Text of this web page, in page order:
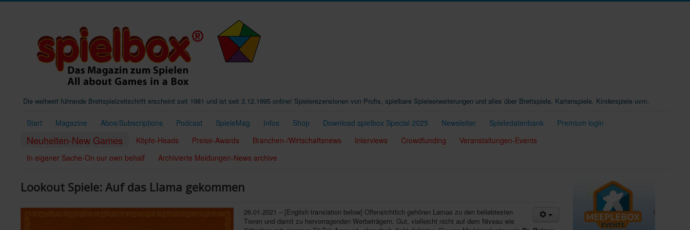
Die weltweit führende Brettspielzeitschrift erscheint seit 1981 und ist seit 3.12.1995 online! Spielerezensionen von Profis, spielbare Spieleerweiterungen und alles über Brettspiele, Kartenspiele, Kinderspiele uvm.
Start Magazine Abos/Subscriptions Podcast SpieleMag Infos Shop Download spielbox Special 2025 Newsletter Spieledatenbank Premium login
Neuheiten-New Games Köpfe-Heads Preise-Awards Branchen-/Wirtschaftsnews Interviews Crowdfunding
Veranstaltungen-Events
In eigener Sache-On our own behalf
Archivierte Meldungen-News archive
Lookout Spiele: Auf das Llama gekommen
26.01.2021 – [English translation below] Offensichtlich gehören Lamas zu den beliebtesten
Tieren und damit zu hervorragenden Werbeträgern. Gut, vielleicht nicht auf dem Niveau wie